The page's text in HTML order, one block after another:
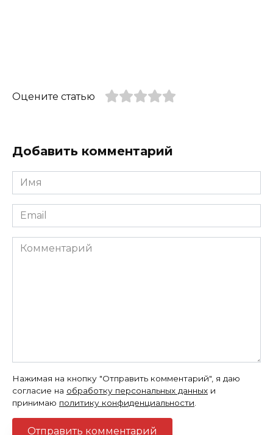
Оцените статью
Добавить комментарий
Имя
*
Email
*
Комментарий
Нажимая на кнопку "Отправить комментарий", я даю
согласие на обработку персональных данных и
принимаю политику конфиденциальности